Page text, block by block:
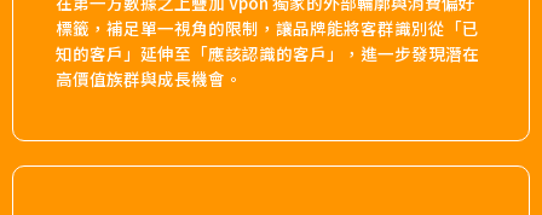
標籤，補足單一視角的限制，讓品牌能將客群識別從「已
知的客戶」延伸至「應該認識的客戶」，進一步發現潛在
高價值族群與成長機會。